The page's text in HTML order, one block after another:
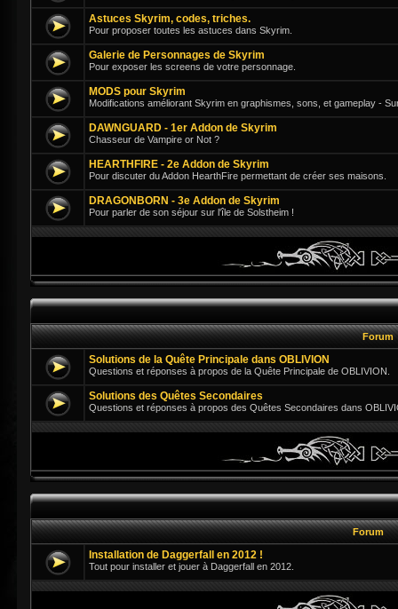
Astuces Skyrim, codes, triches.
Pour proposer toutes les astuces dans Skyrim.
Galerie de Personnages de Skyrim
Pour exposer les screens de votre personnage.
MODS pour Skyrim
Modifications améliorant Skyrim en graphismes, sons, et gameplay -
DAWNGUARD - 1er Addon de Skyrim
Chasseur de Vampire or Not ?
HEARTHFIRE - 2e Addon de Skyrim
Pour discuter du Addon HearthFire permettant de créer ses maisons.
DRAGONBORN - 3e Addon de Skyrim
Pour parler de son séjour sur l'île de Solstheim !
Forum
Solutions de la Quête Principale dans OBLIVION
Questions et réponses à propos de la Quête Principale de OBLIVION.
Solutions des Quêtes Secondaires
Questions et réponses à propos des Quêtes Secondaires dans
Forum
Installation de Daggerfall en 2012 !
Tout pour installer et jouer à Daggerfall en 2012.